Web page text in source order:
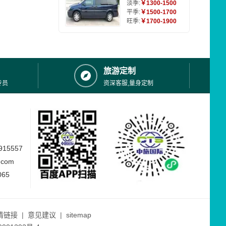
淡季:￥1300-1500
平季:￥1500-1700
旺季:￥1700-1900
员
旅游定制
资深客服,量身定制
链接 | 意见建议 | sitemap